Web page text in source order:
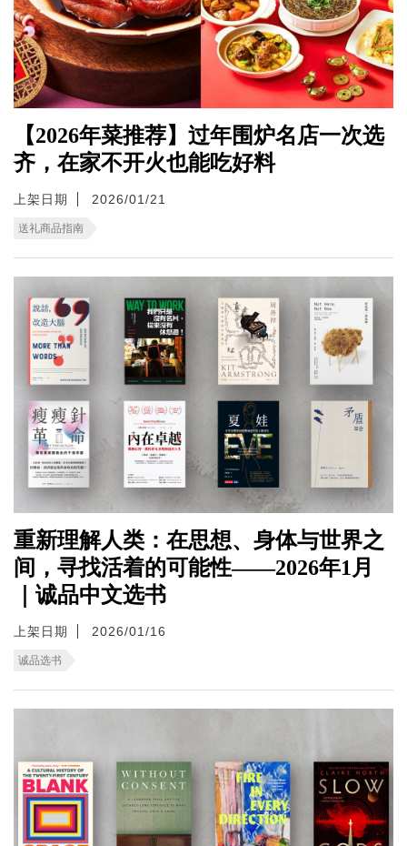
【2026年菜推荐】过年围炉名店一次选
齐，在家不开火也能吃好料
上架日期 2026/01/21
送礼商品指南
重新理解人类：在思想、身体与世界之
间，寻找活着的可能性——2026年1月
｜诚品中文选书
上架日期 2026/01/16
诚品选书